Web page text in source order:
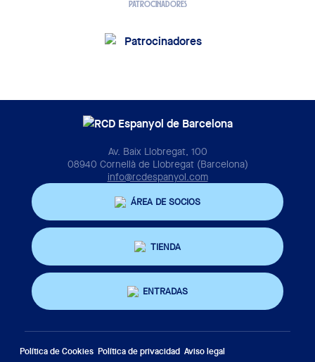
PATROCINADORES
Av. Baix Llobregat, 100
08940 Cornellà de Llobregat (Barcelona)
info@rcdespanyol.com
ÁREA DE SOCIOS
TIENDA
ENTRADAS
Política de Cookies Política de privacidad Aviso legal